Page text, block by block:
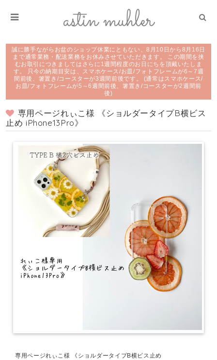
誠に勝手ながらお盆のショップ休業にともない、8月10日から8月16日
まで通常業務・配送業務をお休みさせていただきます。 この期間を挟
むお取引につきましてはさらに1週間程度のお日にちを頂戴いたしま
す。 只今の納期目安は、スマホケース/お皿/フォトフレームが6～7週
間前後、箸置き/コースターが3週間前後です。 (通常はスマホケース/
お皿/フォトフレームが5～6週間前後、箸置き/コースターが2週間前
後)
専用ページれぃこ様 《ショルダータイプB横ビス
止め iPhone13Pro》
専用ページれぃこ様 《ショルダータイプB横ビス止め